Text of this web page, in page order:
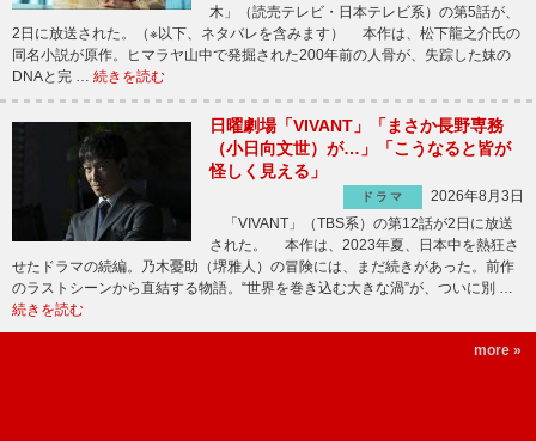
木」（読売テレビ・日本テレビ系）の第5話が、
2日に放送された。（※以下、ネタバレを含みます） 本作は、松下龍之介氏の
同名小説が原作。ヒマラヤ山中で発掘された200年前の人骨が、失踪した妹の
DNAと完 … 続きを読む
日曜劇場「VIVANT」「まさか長野専務
（小日向文世）が…」「こうなると皆が
怪しく見える」
ドラマ
2026年8月3日
「VIVANT」（TBS系）の第12話が2日に放送
された。 本作は、2023年夏、日本中を熱狂さ
せたドラマの続編。乃木憂助（堺雅人）の冒険には、まだ続きがあった。前作
のラストシーンから直結する物語。“世界を巻き込む大きな渦”が、ついに別 …
続きを読む
more »